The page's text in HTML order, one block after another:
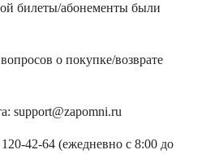
билеты/абонементы были
о покупке/возврате
support@zapomni.ru
42-64 (ежедневно с 8:00 до